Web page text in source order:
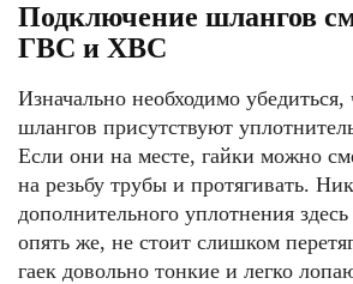
Подключение шлангов
ГВС и ХВС
Изначально необходимо убедиться,
шлангов присутствуют
Если они на месте, гайки можно
на резьбу трубы и протягивать.
дополнительного уплотнения
опять же, не стоит слишком
гаек довольно тонкие и легко